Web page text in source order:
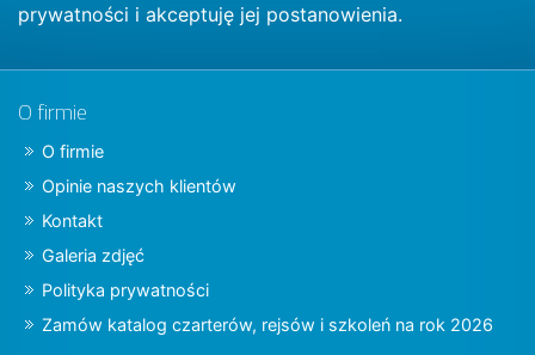
prywatności i akceptuję jej postanowienia.
O firmie
O firmie
Opinie naszych klientów
Kontakt
Galeria zdjęć
Polityka prywatności
Zamów katalog czarterów, rejsów i szkoleń na rok 2026